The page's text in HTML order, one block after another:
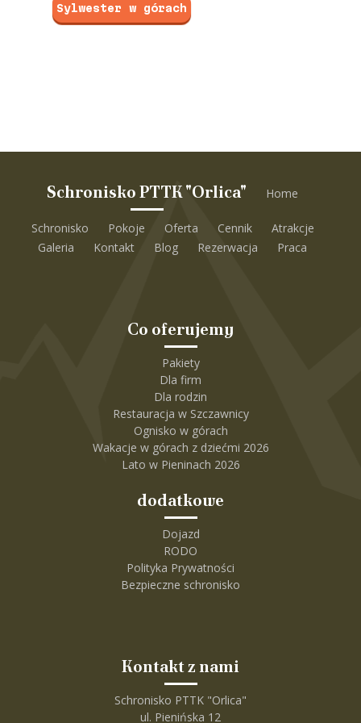
Sylwester w górach
Schronisko PTTK "Orlica" Home
Schronisko Pokoje Oferta Cennik
Atrakcje
Galeria
Kontakt Blog Rezerwacja Praca
Co oferujemy
Pakiety
Dla firm
Dla rodzin
Restauracja w Szczawnicy
Ognisko w górach
Wakacje w górach z dziećmi 2026
Lato w Pieninach 2026
dodatkowe
Dojazd
RODO
Polityka Prywatności
Bezpieczne schronisko
Kontakt z nami
Schronisko PTTK "Orlica"
ul. Pienińska 12